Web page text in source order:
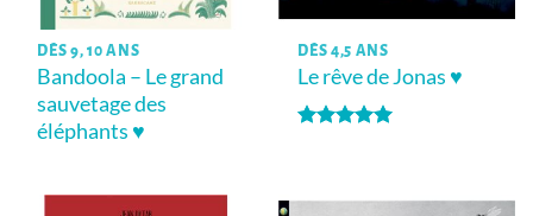
DÈS 9, 10 ANS
Bandoola – Le grand
sauvetage des
éléphants ♥
DÈS 4,5 ANS
Le rêve de Jonas ♥